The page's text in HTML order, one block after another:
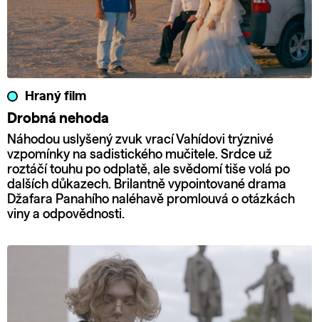
Hraný film
Drobná nehoda
Náhodou uslyšený zvuk vrací Vahídovi trýznivé
vzpomínky na sadistického mučitele. Srdce už
roztáčí touhu po odplatě, ale svědomí tiše volá po
dalších důkazech. Brilantně vypointované drama
Džafara Panahího naléhavě promlouvá o otázkách
viny a odpovědnosti.